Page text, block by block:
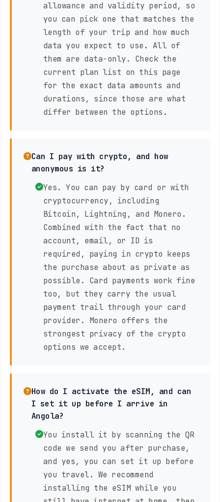
allowance and validity period, so
you can pick one that matches the
length of your trip and how much
data you expect to use. All of
them are data-only. Check the
current plan list on this page
for the exact data amounts and
durations, since those are what
differ between the options.
Can I pay with crypto, and how
anonymous is it?
Yes. You can pay by card or with
cryptocurrency, including
Bitcoin, Lightning, and Monero.
Combined with the fact that no
account, email, or ID is
required, paying in crypto keeps
the purchase about as private as
possible. Card payments work fine
too, but they carry the usual
payment trail through your card
provider. Monero offers the
strongest privacy of the crypto
options we accept.
How do I activate the eSIM, and can
I set it up before I arrive in
Angola?
You install it by scanning the QR
code we send you after purchase,
and yes, you can set it up before
you travel. We recommend
installing the eSIM while you